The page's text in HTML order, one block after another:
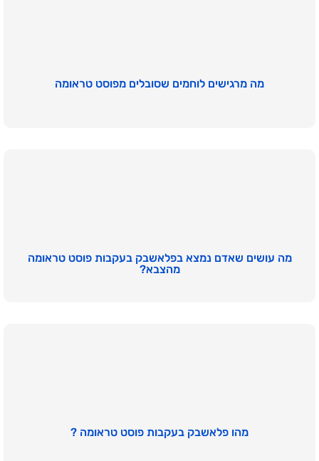
מה מרגישים לוחמים שסובלים מפוסט טראומה
מה עושים שאדם נמצא בפלאשבק בעקבות פוסט טראומה
מהצבא?
מהו פלאשבק בעקבות פוסט טראומה ?